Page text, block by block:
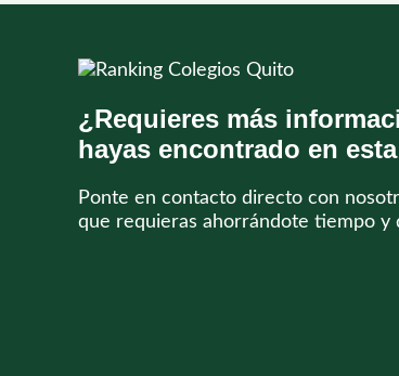
¿Requieres más
hayas encontrado en
Ponte en contacto directo con
que requieras ahorrándote tiempo y